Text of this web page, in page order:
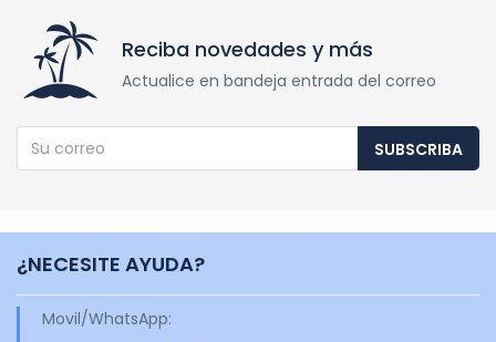
Reciba novedades y más
Actualice en bandeja entrada del correo
SUBSCRIBA
¿NECESITE AYUDA?
Movil/WhatsApp: